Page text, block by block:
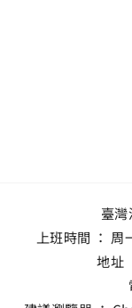
臺
上班時間 ：
地址